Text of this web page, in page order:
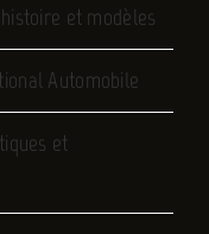
et modèles
Automobile
et